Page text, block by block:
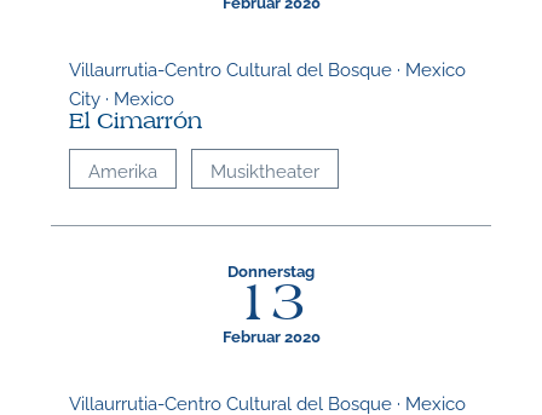
Villaurrutia-Centro Cultural del Bosque · Mexico
City · Mexico
El Cimarrón
Amerika Musiktheater
Donnerstag
13
Februar 2020
Villaurrutia-Centro Cultural del Bosque · Mexico